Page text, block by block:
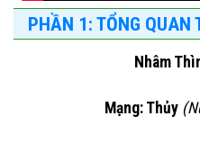
PHẦN 1: TỔNG
Nhâm
Mạng: Thủy